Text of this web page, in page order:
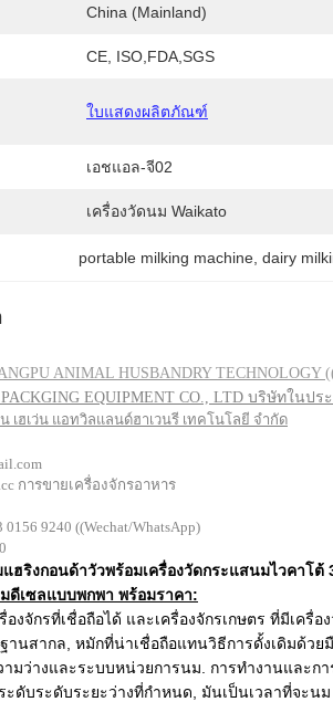
China (Mainland)
CE, ISO,FDA,SGS
ใบแสดงผลิตภัณฑ์
เอชแอล-จี02
เครื่องวัดนม Waikato
portable milking machine , dairy
ANIMAL HUSBANDRY
EQUIPMENT CO., LTD บริษัทในปร
เฮเว่น แอทวิลแลนด์ฮาเวนรี เทคโนโลยี จํากัด
การขายเครื่องจักรอาหาร
9240 ((Wechat/WhatsApp)
ฮริงกอนด้าวัวพร้อมเครื่องวัดกระแสนมไวคาโต้
ดีเซลแบบพกพา พร้อมราคา:
งจักรที่เชื่อถือได้ และเครื่องจักรเกษตร ที่มีเค
นสากล, หมักที่น่าเชื่อถือแทนวิธีการดั้งเดิมด้ว
มว่างและระบบหน่วยการนม. การทํางานและก
ะดับระดับระยะว่างที่กําหนด, มันเป็นเวลาที่จะนม